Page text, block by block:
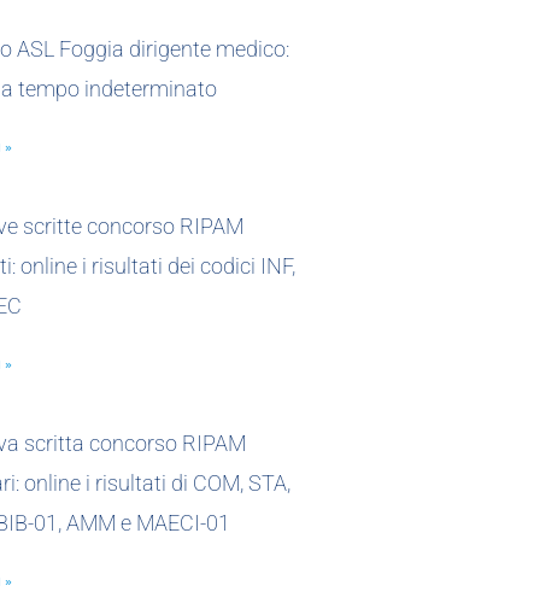
ASL Foggia dirigente medico:
tempo indeterminato
»
scritte concorso RIPAM
online i risultati dei codici INF,
»
scritta concorso RIPAM
online i risultati di COM, STA,
01, AMM e MAECI-01
»